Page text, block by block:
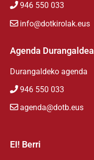
946 550 033
info@dotkirolak.eus
Agenda Durangaldea
Durangaldeko agenda
946 550 033
agenda@dotb.eus
EI! Berri